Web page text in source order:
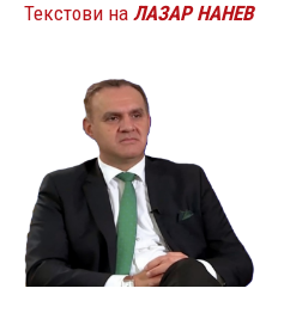
Текстови на ЛАЗАР НАНЕВ